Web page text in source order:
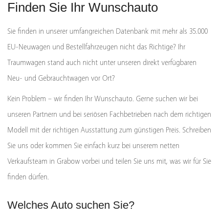
Finden Sie Ihr Wunschauto
Sie finden in unserer umfangreichen Datenbank mit mehr als 35.000
EU-Neuwagen und Bestellfahrzeugen nicht das Richtige? Ihr
Traumwagen stand auch nicht unter unseren direkt verfügbaren
Neu- und Gebrauchtwagen vor Ort?
Kein Problem – wir finden Ihr Wunschauto. Gerne suchen wir bei
unseren Partnern und bei seriösen Fachbetrieben nach dem richtigen
Modell mit der richtigen Ausstattung zum günstigen Preis. Schreiben
Sie uns oder kommen Sie einfach kurz bei unserem netten
Verkaufsteam in Grabow vorbei und teilen Sie uns mit, was wir für Sie
finden dürfen.
Welches Auto suchen Sie?